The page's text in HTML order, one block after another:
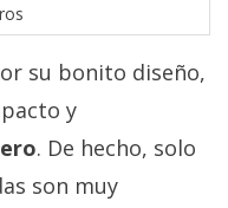
su bonito diseño,
y
. De hecho, solo
son muy